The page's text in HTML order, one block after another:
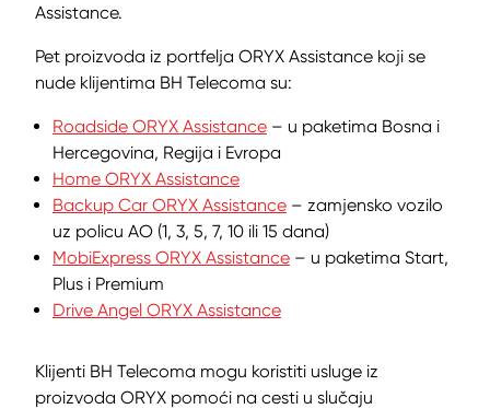
Assistance.
Pet proizvoda iz portfelja ORYX Assistance koji se
nude klijentima BH Telecoma su:
Roadside ORYX Assistance – u paketima Bosna i
Hercegovina, Regija i Evropa
Home ORYX Assistance
Backup Car ORYX Assistance – zamjensko vozilo
uz policu AO (1, 3, 5, 7, 10 ili 15 dana)
MobiExpress ORYX Assistance – u paketima Start,
Plus i Premium
Drive Angel ORYX Assistance
Klijenti BH Telecoma mogu koristiti usluge iz
proizvoda ORYX pomoći na cesti u slučaju